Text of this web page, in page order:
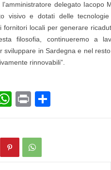
l’amministratore delegato
visivo e dotati delle
fornitori locali per generare
filosofia, continueremo a
sviluppare in Sardegna e nel
rinnovabili”.
W
h
s
A
Pr
in o
vi